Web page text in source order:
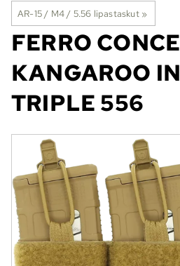
AR-15 / M4 / 5.56 lipastaskut ‪»
FERRO
KANGAROO
TRIPLE 556